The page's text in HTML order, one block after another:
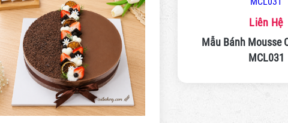
Liên Hệ
Mẫu Bánh Mousse
MCL031